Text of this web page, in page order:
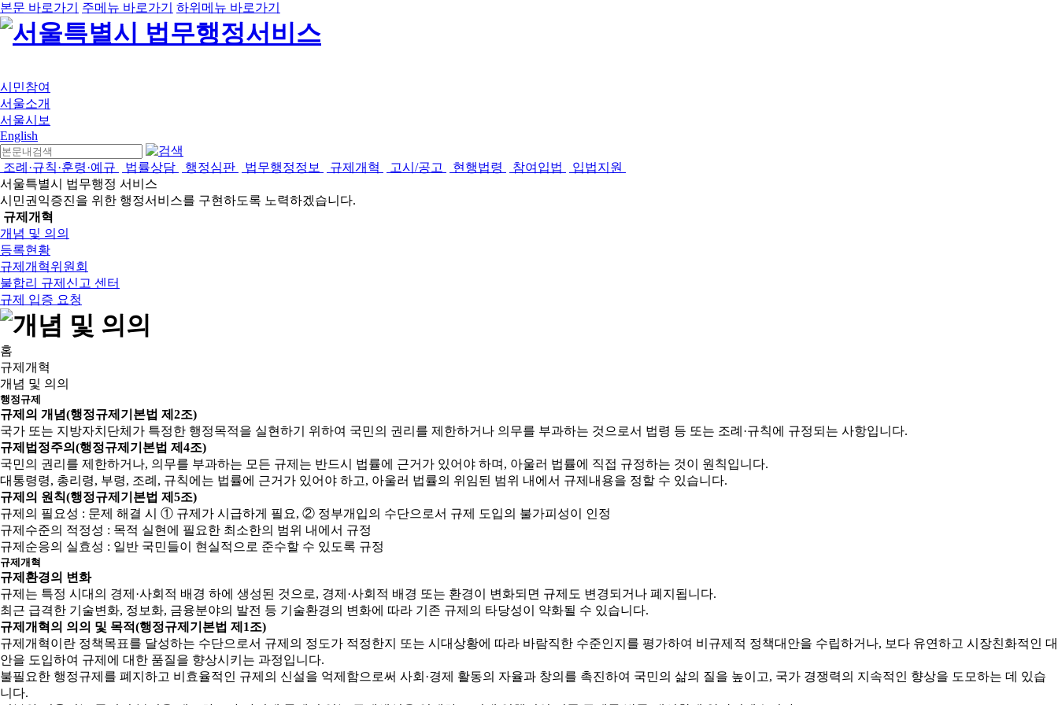
본문 바로가기 주메뉴 바로가기 하위메뉴 바로가기
시민참여
서울소개
서울시보
English
조례·규칙·훈령·예규 법률상담 행정심판 법무행정정보 규제개혁 고시/공고 현행법령 참여입법
입법지원
서울특별시 법무행정 서비스
시민권익증진을 위한 행정서비스를 구현하도록 노력하겠습니다.
규제개혁
개념 및 의의
등록현황
규제개혁위원회
불합리 규제신고 센터
규제 입증 요청
홈
규제개혁
개념 및 의의
행정규제
규제의 개념(행정규제기본법 제2조)
국가 또는 지방자치단체가 특정한 행정목적을 실현하기 위하여 국민의 권리를 제한하거나 의무를 부과하는 것으로서 법령 등 또는 조례·규칙에 규정되는 사항입니다.
규제법정주의(행정규제기본법 제4조)
국민의 권리를 제한하거나, 의무를 부과하는 모든 규제는 반드시 법률에 근거가 있어야 하며, 아울러 법률에 직접 규정하는 것이 원칙입니다.
대통령령, 총리령, 부령, 조례, 규칙에는 법률에 근거가 있어야 하고, 아울러 법률의 위임된 범위 내에서 규제내용을 정할 수 있습니다.
규제의 원칙(행정규제기본법 제5조)
규제의 필요성 : 문제 해결 시 ① 규제가 시급하게 필요, ② 정부개입의 수단으로서 규제 도입의 불가피성이 인정
규제수준의 적정성 : 목적 실현에 필요한 최소한의 범위 내에서 규정
규제순응의 실효성 : 일반 국민들이 현실적으로 준수할 수 있도록 규정
규제개혁
규제환경의 변화
규제는 특정 시대의 경제·사회적 배경 하에 생성된 것으로, 경제·사회적 배경 또는 환경이 변화되면 규제도 변경되거나 폐지됩니다.
최근 급격한 기술변화, 정보화, 금융분야의 발전 등 기술환경의 변화에 따라 기존 규제의 타당성이 약화될 수 있습니다.
규제개혁의 의의 및 목적(행정규제기본법 제1조)
규제개혁이란 정책목표를 달성하는 수단으로서 규제의 정도가 적정한지 또는 시대상황에 따라 바람직한 수준인지를 평가하여 비규제적 정책대안을 수립하거나, 보다 유연하고 시장친화적인 대
안을 도입하여 규제에 대한 품질을 향상시키는 과정입니다.
불필요한 행정규제를 폐지하고 비효율적인 규제의 신설을 억제함으로써 사회·경제 활동의 자율과 창의를 촉진하여 국민의 삶의 질을 높이고, 국가 경쟁력의 지속적인 향상을 도모하는 데 있습
니다.